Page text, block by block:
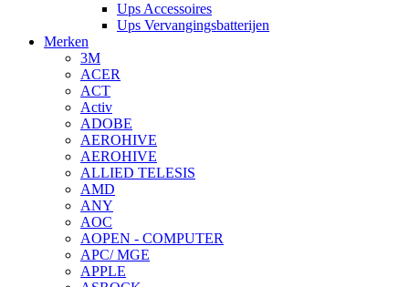
Ups Accessoires
Ups Vervangingsbatterijen
Merken
3M
ACER
ACT
Activ
ADOBE
AEROHIVE
AEROHIVE
ALLIED TELESIS
AMD
ANY
AOC
AOPEN - COMPUTER
APC/ MGE
APPLE